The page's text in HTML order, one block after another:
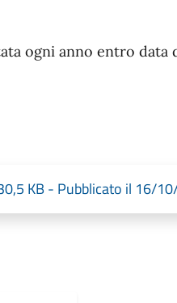
ogni anno entro data
KB - Pubblicato il 16/